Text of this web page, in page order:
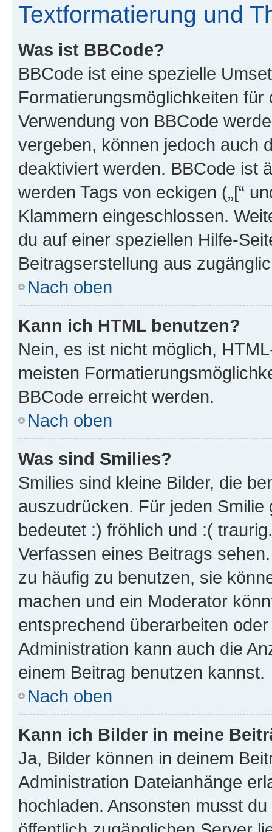
Textformatierung und
Was ist BBCode?
BBCode ist eine spezielle
Formatierungsmöglichkeiten
Verwendung von BBCode
vergeben, können jedoch auch
deaktiviert werden. BBCode ist
werden Tags von eckigen („[“
Klammern eingeschlossen.
du auf einer speziellen Hilfe-
Beitragserstellung aus
Nach oben
Kann ich HTML benutzen?
Nein, es ist nicht möglich,
meisten
BBCode erreicht werden.
Nach oben
Was sind Smilies?
Smilies sind kleine Bilder, die
auszudrücken. Für jeden
bedeutet :) fröhlich und :(
Verfassen eines Beitrags
zu häufig zu benutzen, sie
machen und ein Moderator
entsprechend überarbeiten
Administration kann auch die
einem Beitrag benutzen kannst.
Nach oben
Kann ich Bilder in meine
Ja, Bilder können in deinem
Administration Dateianhänge
hochladen. Ansonsten musst